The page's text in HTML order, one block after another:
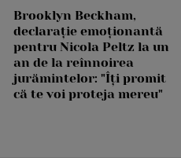
Brooklyn Beckham,
declarație emoționantă
pentru Nicola Peltz la un
an de la reînnoirea
jurămintelor: "Îți promit
că te voi proteja mereu"